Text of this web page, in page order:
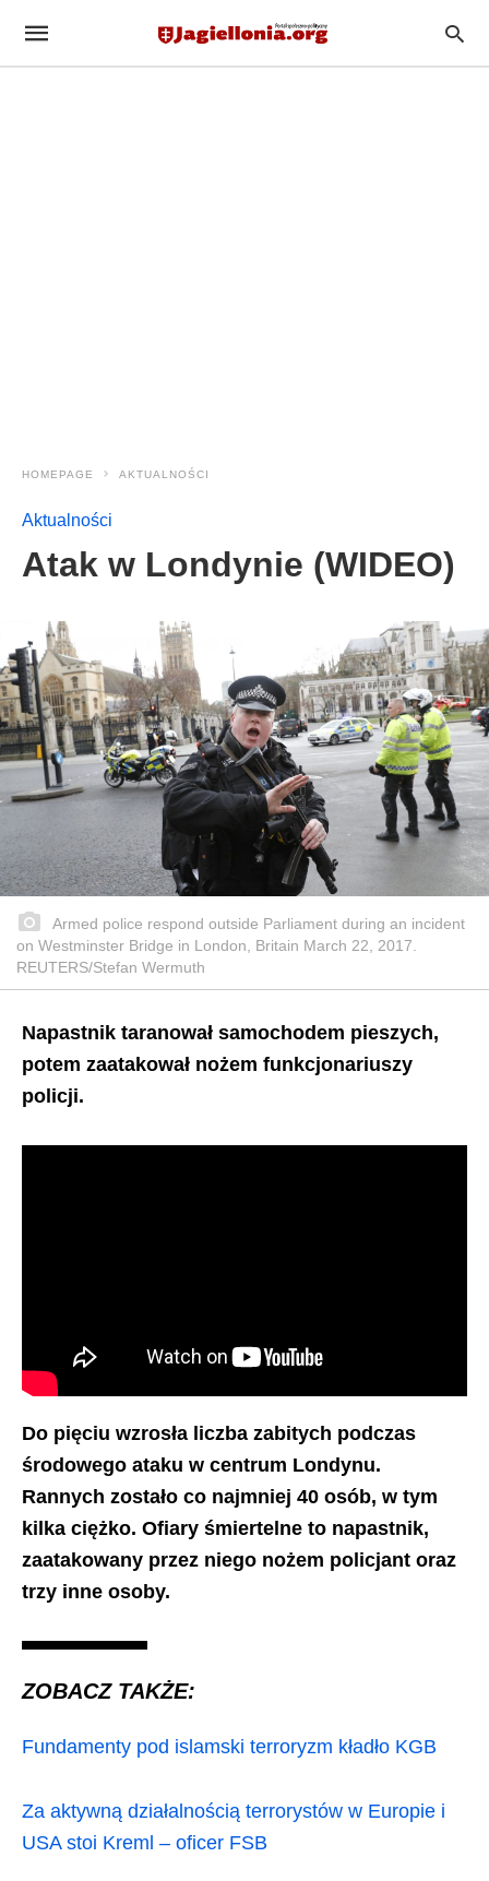
HOMEPAGE AKTUALNOŚCI
Aktualności
Atak w Londynie (WIDEO)
Armed police respond outside Parliament during an incident
on Westminster Bridge in London, Britain March 22, 2017.
REUTERS/Stefan Wermuth
Napastnik taranował samochodem pieszych,
potem zaatakował nożem funkcjonariuszy
policji.
Do pięciu wzrosła liczba zabitych podczas
środowego ataku w centrum Londynu.
Rannych zostało co najmniej 40 osób, w tym
kilka ciężko. Ofiary śmiertelne to napastnik,
zaatakowany przez niego nożem policjant oraz
trzy inne osoby.
ZOBACZ TAKŻE:
Fundamenty pod islamski terroryzm kładło KGB
Za aktywną działalnością terrorystów w Europie i
USA stoi Kreml – oficer FSB